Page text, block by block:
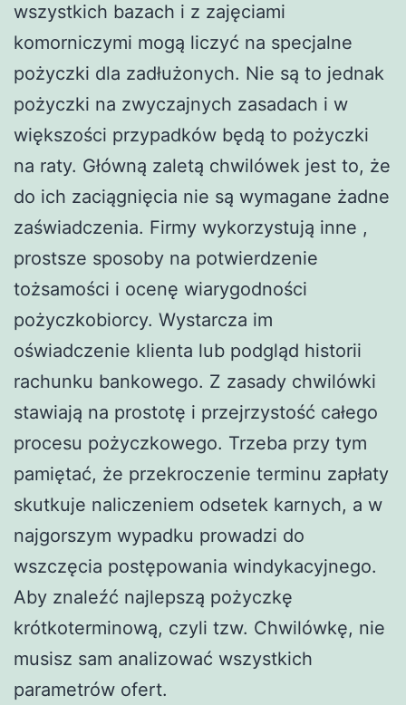
wszystkich bazach i z zajęciami
komorniczymi mogą liczyć na specjalne
pożyczki dla zadłużonych. Nie są to jednak
pożyczki na zwyczajnych zasadach i w
większości przypadków będą to pożyczki
na raty. Główną zaletą chwilówek jest to, że
do ich zaciągnięcia nie są wymagane żadne
zaświadczenia. Firmy wykorzystują inne ,
prostsze sposoby na potwierdzenie
tożsamości i ocenę wiarygodności
pożyczkobiorcy. Wystarcza im
oświadczenie klienta lub podgląd historii
rachunku bankowego. Z zasady chwilówki
stawiają na prostotę i przejrzystość całego
procesu pożyczkowego. Trzeba przy tym
pamiętać, że przekroczenie terminu zapłaty
skutkuje naliczeniem odsetek karnych, a w
najgorszym wypadku prowadzi do
wszczęcia postępowania windykacyjnego.
Aby znaleźć najlepszą pożyczkę
krótkoterminową, czyli tzw. Chwilówkę, nie
musisz sam analizować wszystkich
parametrów ofert.